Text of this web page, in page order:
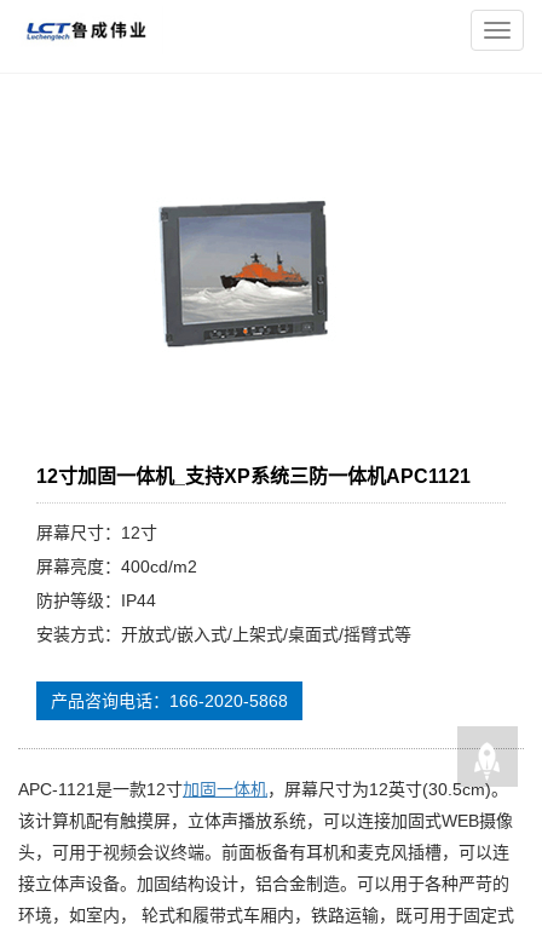
导
航
您的位置：主页
> 12寸加固一体机_支持XP系统三
12寸加固一体机_支持XP系统三防一体机APC1121
屏幕尺寸：12寸
屏幕亮度：400cd/m2
防护等级：IP44
安装方式：开放式/嵌入式/上架式/桌面式/摇臂式等
产品咨询电话：166-2020-5868
APC-1121是一款12寸加固一体机，屏幕尺寸为12英寸(30.5cm)。
该计算机配有触摸屏，立体声播放系统，可以连接加固式WEB摄像
头，可用于视频会议终端。前面板备有耳机和麦克风插槽，可以连
接立体声设备。加固结构设计，铝合金制造。可以用于各种严苛的
环境，如室内， 轮式和履带式车厢内，铁路运输，既可用于固定式